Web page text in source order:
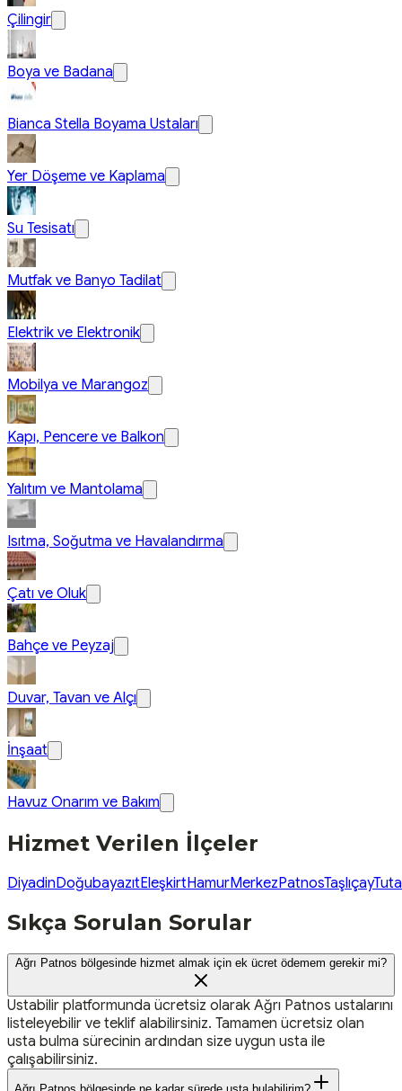
Çilingir
Boya ve Badana
Bianca Stella Boyama Ustaları
Yer Döşeme ve Kaplama
Su Tesisatı
Mutfak ve Banyo Tadilat
Elektrik ve Elektronik
Mobilya ve Marangoz
Kapı, Pencere ve Balkon
Yalıtım ve Mantolama
Isıtma, Soğutma ve Havalandırma
Çatı ve Oluk
Bahçe ve Peyzaj
Duvar, Tavan ve Alçı
İnşaat
Havuz Onarım ve Bakım
Hizmet Verilen İlçeler
DiyadinDoğubayazıtEleşkirtHamurMerkezPatnosTaşlıçay
Sıkça Sorulan Sorular
Ağrı Patnos bölgesinde hizmet almak için ek ücret ödemem gerekir mi?
Ustabilir platformunda ücretsiz olarak Ağrı Patnos ustalarını
listeleyebilir ve teklif alabilirsiniz. Tamamen ücretsiz olan
usta bulma sürecinin ardından size uygun usta ile
çalışabilirsiniz.